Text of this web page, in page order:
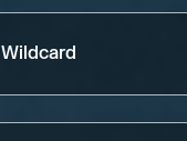
Wildcard